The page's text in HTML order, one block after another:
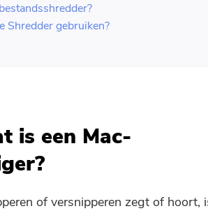
Shredder gebruiken?
is een Mac-
of versnipperen zegt of hoort,